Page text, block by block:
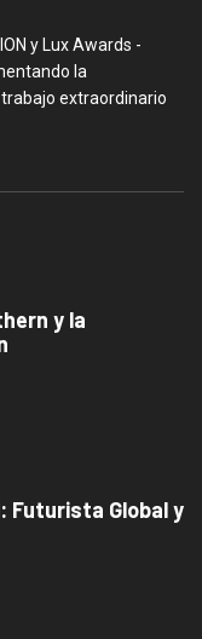
y Lux Awards -
la
extraordinario
y la
Futurista Global y